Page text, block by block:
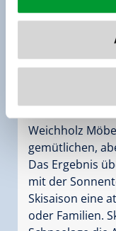
Fewo Gerlos 276 -
Zimmergröße:
Weichholz
gemütlichen,
Das Ergebnis
mit der
Skisaison eine
oder Familien.